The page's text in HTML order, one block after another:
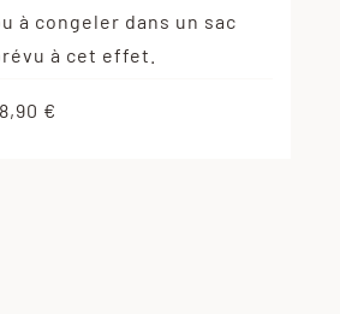
à congeler dans un sac
à cet effet.
€